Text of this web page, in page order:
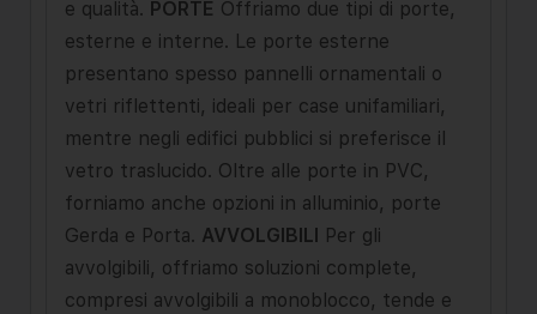
e qualità. PORTE Offriamo due tipi di porte,
esterne e interne. Le porte esterne
presentano spesso pannelli ornamentali o
vetri riflettenti, ideali per case unifamiliari,
mentre negli edifici pubblici si preferisce il
vetro traslucido. Oltre alle porte in PVC,
forniamo anche opzioni in alluminio, porte
Gerda e Porta. AVVOLGIBILI Per gli
avvolgibili, offriamo soluzioni complete,
compresi avvolgibili a monoblocco, tende e